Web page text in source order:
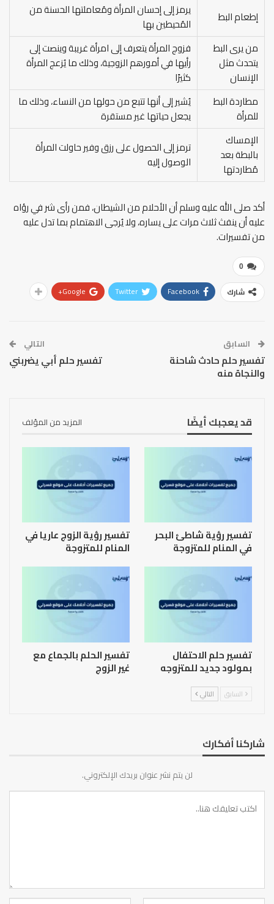
إطعام البط
يرمز إلى إحسان المرأة ومُعاملتها الحسنة من
المُحيطين بها
من يرى البط
يتحدث مثل
الإنسان
فزوج المرأة يتعرف إلى امرأة غريبة وينصت إلى
رأيها في أمورهم الزوجية، وذلك ما يُزعج المرأة
كثيرًا
مطاردة البط
للمرأة
يُشير إلى أنها تتبع من حولها من النساء، وذلك ما
يجعل حياتها غير مستقرة
الإمساك
بالبطة بعد
مُطاردتها
ترمز إلى الحصول على رزق وفير حاولت المرأة
الوصول إليه
أكد صلى الله عليه وسلم أن الأحلام من الشيطان، فمن رأى شر في رؤاه
عليه أن ينفث ثلاث مرات على يساره، ولا يُرجى الاهتمام بما تدل عليه
من تفسيرات.
0
شارك Facebook
Twitter
Google+
السابق
تفسير حلم حادث شاحنة
والنجاة منه
التالي
تفسير حلم أبي يضربني
قد يعجبك أيضًا المزيد من المؤلف
تفسير رؤية شاطئ البحر
في المنام للمتزوجة
تفسير رؤية الزوج عاريا في
المنام للمتزوجة
تفسير حلم الاحتفال
بمولود جديد للمتزوجه
تفسير الحلم بالجماع مع
غير الزوج
السابق التالي
شاركنا أفكارك
لن يتم نشر عنوان بريدك الإلكتروني.